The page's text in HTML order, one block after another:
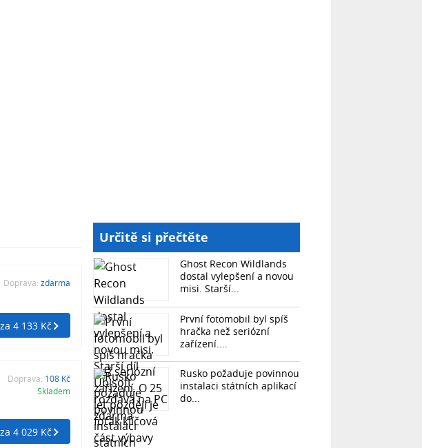
Doprava: zdarma
4 133 Kč
Doprava: 108 Kč
Skladem
4 029 Kč
Určitě si přečtěte
Ghost Recon Wildlands
dostal vylepšení a novou
misi. Starší...
První fotomobil byl spíš
hračka než seriózní
zařízení....
Rusko požaduje povinnou
instalaci státních aplikací
do...